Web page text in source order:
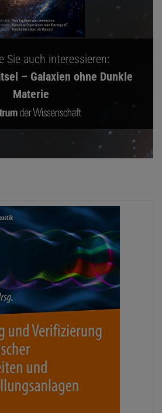
Sie auch interessieren:
– Galaxien ohne Dunkle
Materie